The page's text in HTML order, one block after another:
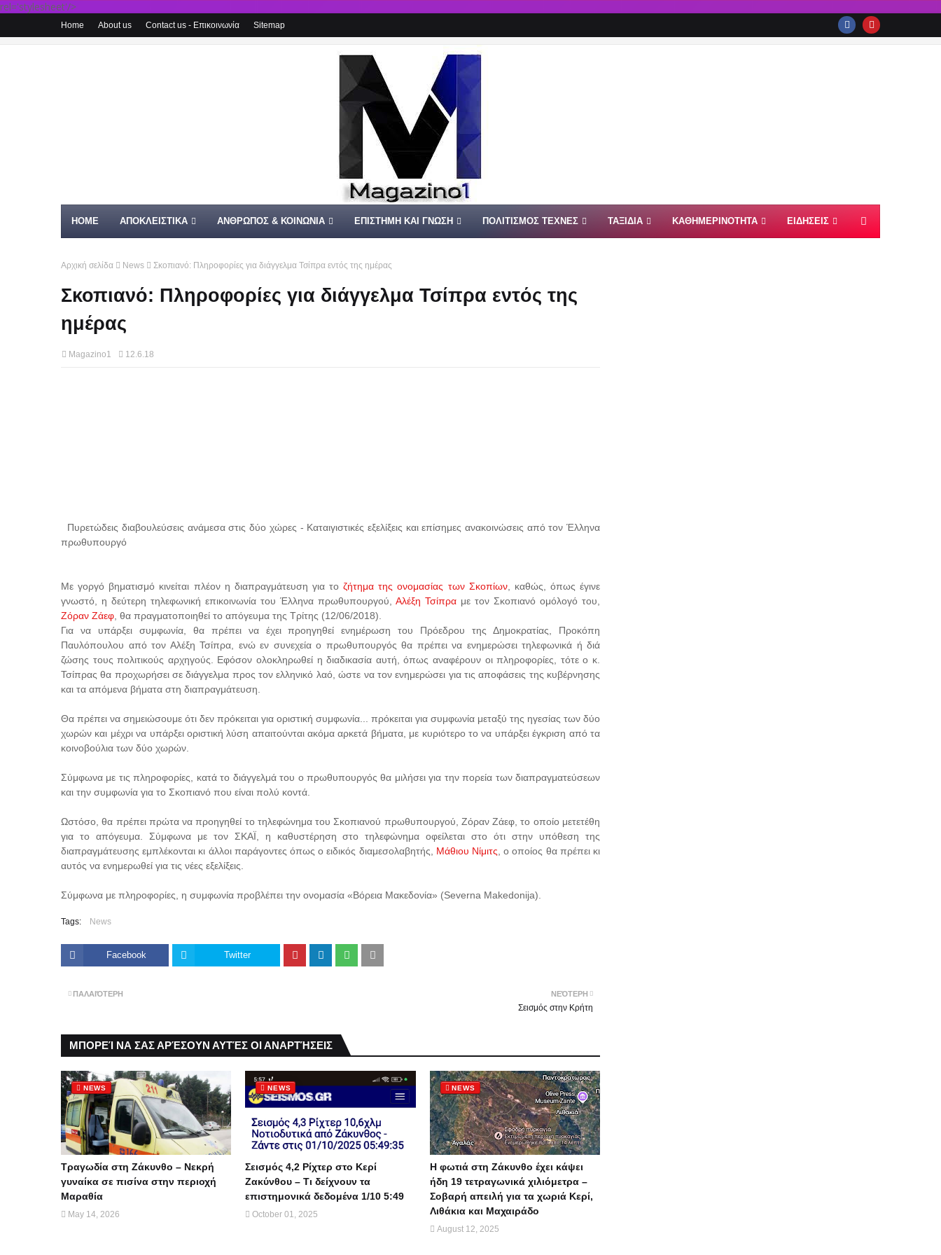
rel='stylesheet'/>
Home About us Contact us - Επικοινωνία Sitemap
HOME ΑΠΟΚΛΕΙΣΤΙΚΑ ΑΝΘΡΩΠΟΣ & ΚΟΙΝΩΝΙΑ ΕΠΙΣΤΗΜΗ ΚΑΙ ΓΝΩΣΗ ΠΟΛΙΤΙΣΜΟΣ ΤΕΧΝΕΣ ΤΑΞΙΔΙΑ ΚΑΘΗΜΕΡΙΝΟΤΗΤΑ ΕΙΔΗΣΕΙΣ
Αρχική σελίδα News Σκοπιανό: Πληροφορίες για διάγγελμα Τσίπρα εντός της ημέρας
Σκοπιανό: Πληροφορίες για διάγγελμα Τσίπρα εντός της
ημέρας
Magazino1 12.6.18
Πυρετώδεις διαβουλεύσεις ανάμεσα στις δύο χώρες - Καταιγιστικές εξελίξεις και επίσημες ανακοινώσεις από τον Έλληνα
πρωθυπουργό
Με γοργό βηματισμό κινείται πλέον η διαπραγμάτευση για τοζήτημα της ονομασίας των Σκοπίων, καθώς, όπως έγινε
γνωστό, η δεύτερη τηλεφωνική επικοινωνία του Έλληνα πρωθυπουργού, Αλέξη Τσίπρα με τον Σκοπιανό ομόλογό του,
Ζόραν Ζάεφ , θα πραγματοποιηθεί το απόγευμα της Τρίτης (12/06/2018).
Για να υπάρξει συμφωνία, θα πρέπει να έχει προηγηθεί ενημέρωση του Πρόεδρου της Δημοκρατίας, Προκόπη
Παυλόπουλου από τον Αλέξη Τσίπρα, ενώ εν συνεχεία ο πρωθυπουργός θα πρέπει να ενημερώσει τηλεφωνικά ή διά
ζώσης τους πολιτικούς αρχηγούς. Εφόσον ολοκληρωθεί η διαδικασία αυτή, όπως αναφέρουν οι πληροφορίες, τότε ο κ.
Τσίπρας θα προχωρήσει σε διάγγελμα προς τον ελληνικό λαό, ώστε να τον ενημερώσει για τις αποφάσεις της κυβέρνησης
και τα απόμενα βήματα στη διαπραγμάτευση.
Θα πρέπει να σημειώσουμε ότι δεν πρόκειται για οριστική συμφωνία... πρόκειται για συμφωνία μεταξύ της ηγεσίας των δύο
χωρών και μέχρι να υπάρξει οριστική λύση απαιτούνται ακόμα αρκετά βήματα, με κυριότερο το να υπάρξει έγκριση από τα
κοινοβούλια των δύο χωρών.
Σύμφωνα με τις πληροφορίες, κατά το διάγγελμά του ο πρωθυπουργός θα μιλήσει για την πορεία των διαπραγματεύσεων
και την συμφωνία για το Σκοπιανό που είναι πολύ κοντά.
Ωστόσο, θα πρέπει πρώτα να προηγηθεί το τηλεφώνημα του Σκοπιανού πρωθυπουργού, Ζόραν Ζάεφ, το οποίο μετετέθη
για το απόγευμα. Σύμφωνα με τον ΣΚΑΪ, η καθυστέρηση στο τηλεφώνημα οφείλεται στο ότι στην υπόθεση της
διαπραγμάτευσης εμπλέκονται κι άλλοι παράγοντες όπως ο ειδικός διαμεσολαβητής, Μάθιου Νίμιτς , ο οποίος θα πρέπει κι
αυτός να ενημερωθεί για τις νέες εξελίξεις.
Σύμφωνα με πληροφορίες, η συμφωνία προβλέπει την ονομασία «Βόρεια Μακεδονία» (Severna Makedonija).
Tags: News
Facebook Twitter
ΝΕΌΤΕΡΗ
Σεισμός στην Κρήτη
ΠΑΛΑΙΌΤΕΡΗ
ΜΠΟΡΕΊ ΝΑ ΣΑΣ ΑΡΈΣΟΥΝ ΑΥΤΈΣ ΟΙ ΑΝΑΡΤΉΣΕΙΣ
NEWS
Τραγωδία στη Ζάκυνθο – Νεκρή
γυναίκα σε πισίνα στην περιοχή
Μαραθία
May 14, 2026
NEWS
Σεισμός 4,2 Ρίχτερ στο Κερί
Ζακύνθου – Τι δείχνουν τα
επιστημονικά δεδομένα 1/10 5:49
October 01, 2025
NEWS
Η φωτιά στη Ζάκυνθο έχει κάψει
ήδη 19 τετραγωνικά χιλιόμετρα –
Σοβαρή απειλή για τα χωριά Κερί,
Λιθάκια και Μαχαιράδο
August 12, 2025